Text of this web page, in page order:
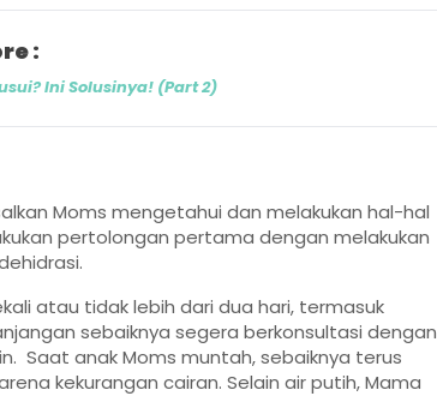
:
Ini Solusinya! (Part 2)
Moms mengetahui dan melakukan hal-hal
pertolongan pertama dengan melakukan
atau tidak lebih dari dua hari, termasuk
sebaiknya segera berkonsultasi dengan
Saat anak Moms muntah, sebaiknya terus
kekurangan cairan. Selain air putih, Mama